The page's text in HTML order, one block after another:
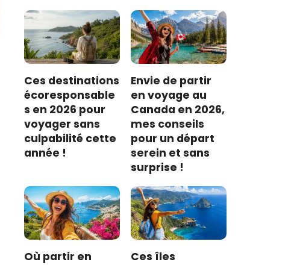
Ces destinations
écoresponsable
s en 2026 pour
voyager sans
culpabilité cette
année !
Envie de partir
en voyage au
Canada en 2026,
mes conseils
pour un départ
serein et sans
surprise !
Où partir en
Ces îles